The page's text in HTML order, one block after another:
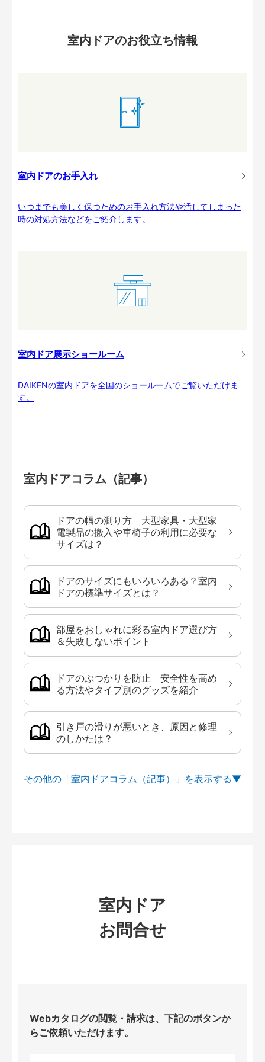
室内ドアのお役立ち情報
室内ドアのお手入れ
いつまでも美しく保つためのお手入れ方法や汚してしまった
時の対処方法などをご紹介します。
室内ドア展示ショールーム
DAIKENの室内ドアを全国のショールームでご覧いただけま
す。
室内ドアコラム（記事）
ドアの幅の測り方 大型家具・大型家
電製品の搬入や車椅子の利用に必要な
サイズは？
ドアのサイズにもいろいろある？室内
ドアの標準サイズとは？
部屋をおしゃれに彩る室内ドア選び方
＆失敗しないポイント
ドアのぶつかりを防止 安全性を高め
る方法やタイプ別のグッズを紹介
引き戸の滑りが悪いとき、原因と修理
のしかたは？
その他の「室内ドアコラム（記事）」を
室内ドア
お問合せ
Webカタログの閲覧・請求は、下記のボタンか
らご依頼いただけます。